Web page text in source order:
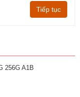
Tiếp tục
256G A1B